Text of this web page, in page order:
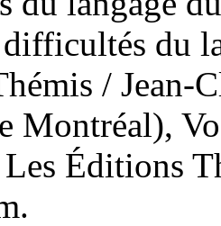
du
/ Jean-
Montréal),
Éditions